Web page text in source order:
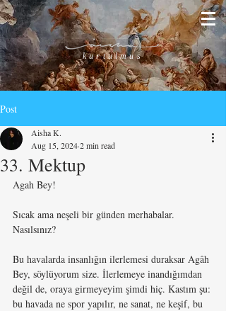
kurtulmus
Post
33. Mektup
Aisha K.
Aug 15, 20242 min read
Agah Bey!
Sıcak ama neşeli bir günden merhabalar.
Nasılsınız?
Bu havalarda insanlığın ilerlemesi duraksar Agâh
Bey, söylüyorum size. İlerlemeye inandığımdan
değil de, oraya girmeyeyim şimdi hiç. Kastım şu:
bu havada ne spor yapılır, ne sanat, ne keşif, bu